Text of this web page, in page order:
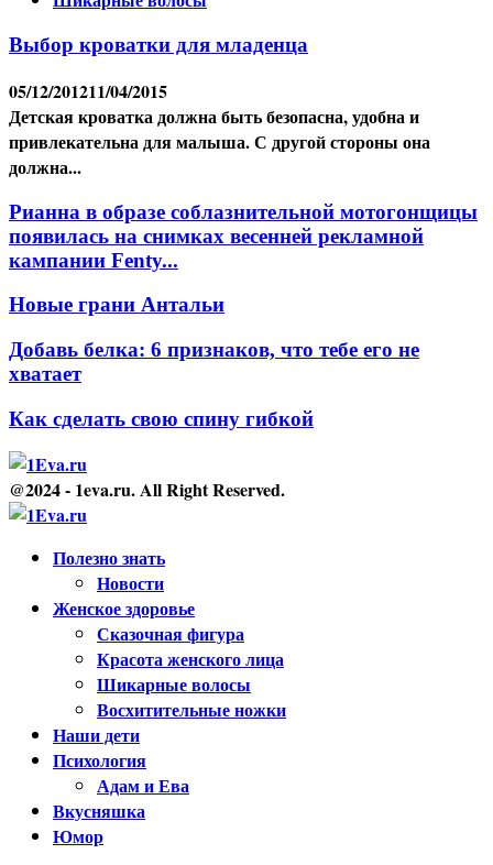
Выбор кроватки для младенца
05/12/201211/04/2015
Детская кроватка должна быть безопасна, удобна и
привлекательна для малыша. С другой стороны она
должна...
Рианна в образе соблазнительной мотогонщицы
появилась на снимках весенней рекламной
кампании Fenty...
Новые грани Антальи
Добавь белка: 6 признаков, что тебе его не
хватает
Как сделать свою спину гибкой
@2024 - 1eva.ru. All Right Reserved.
Полезно знать
Новости
Женское здоровье
Сказочная фигура
Красота женского лица
Шикарные волосы
Восхитительные ножки
Наши дети
Психология
Адам и Ева
Вкусняшка
Юмор